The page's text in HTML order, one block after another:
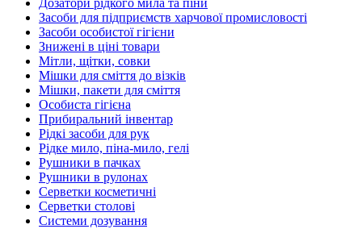
Дозатори рідкого мила та піни
Засоби для підприємств харчової промисловості
Засоби особистої гігієни
Знижені в ціні товари
Мітли, щітки, совки
Мішки для сміття до візків
Мішки, пакети для сміття
Особиста гігієна
Прибиральний інвентар
Рідкі засоби для рук
Рідке мило, піна-мило, гелі
Рушники в пачках
Рушники в рулонах
Серветки косметичні
Серветки столові
Системи дозування